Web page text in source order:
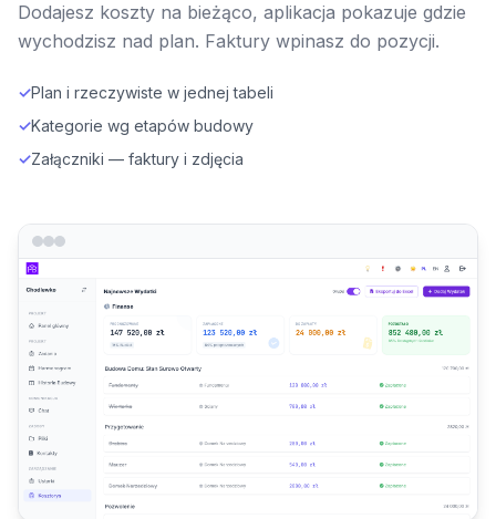
Dodajesz koszty na bieżąco, aplikacja pokazuje gdzie
wychodzisz nad plan. Faktury wpinasz do pozycji.
✓Plan i rzeczywiste w jednej tabeli
✓Kategorie wg etapów budowy
✓Załączniki — faktury i zdjęcia